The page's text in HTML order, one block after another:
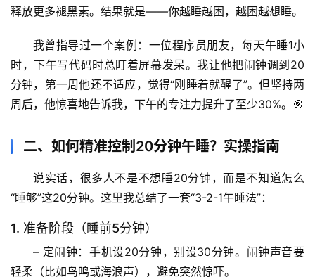
首
专
题
列
释放更多褪黑素。结果就是——你越睡越困，越困越想睡。
我曾指导过一个案例：一位程序员朋友，每天午睡1小
时，下午写代码时总盯着屏幕发呆。我让他把闹钟调到20
分钟，第一周他还不适应，觉得“刚睡着就醒了”。但坚持两
周后，他惊喜地告诉我，下午的专注力提升了至少30%。🎯
二、如何精准控制20分钟午睡？实操指南
说实话，很多人不是不想睡20分钟，而是不知道怎么
“睡够”这20分钟。这里我总结了一套“3-2-1午睡法”：
1. 准备阶段（睡前5分钟）
– 定闹钟 ：手机设20分钟，别设30分钟。闹钟声音要
轻柔（比如鸟鸣或海浪声），避免突然惊吓。